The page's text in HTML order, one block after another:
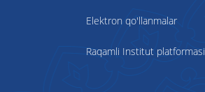
Elektron qo'llanmalar
Raqamli Institut platformasi